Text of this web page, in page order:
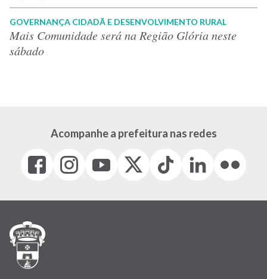
GOVERNANÇA CIDADÃ E DESENVOLVIMENTO RURAL
Mais Comunidade será na Região Glória neste
sábado
Acompanhe a prefeitura nas redes
Facebook
(link
em
janela)
Instagram
(link
em
(link
em
(Antigo
(link
Tiktok
(link
em
LinkedIn
(link
em
(link
em